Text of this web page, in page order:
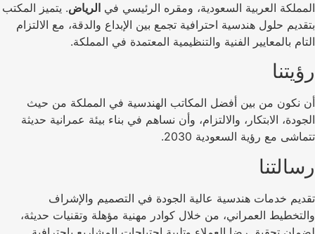
المملكة العربية السعودية، ومقره الرئيسي في الرياض. يتميز المكتب
بتقديم حلول هندسية احترافية تجمع بين الإبداع والدقة، مع الالتزام
التام بالمعايير الفنية والتنظيمية المعتمدة في المملكة.
رؤيتنا
أن نكون من بين أفضل المكاتب الهندسية في المملكة من حيث
الجودة، الابتكار، والالتزام، وأن نساهم في بناء بيئة عمرانية حديثة
تتماشى مع رؤية السعودية 2030.
رسالتنا
تقديم خدمات هندسية عالية الجودة في التصميم والإشراف
والتخطيط العمراني، من خلال كوادر مهنية مؤهلة وتقنيات حديثة،